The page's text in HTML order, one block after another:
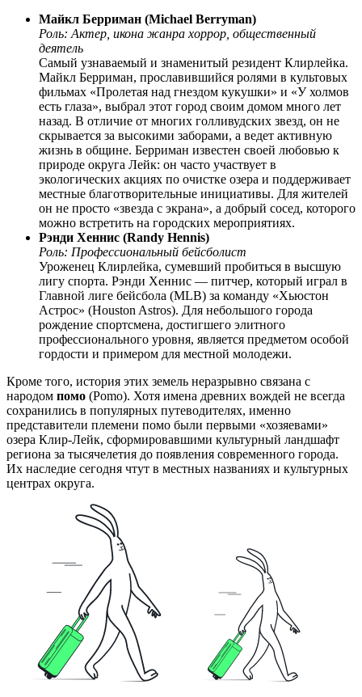
Майкл Берриман (Michael Berryman)
Роль: Актер, икона жанра хоррор, общественный
деятель
Самый узнаваемый и знаменитый резидент Клирлейка.
Майкл Берриман, прославившийся ролями в культовых
фильмах «Пролетая над гнездом кукушки» и «У холмов
есть глаза», выбрал этот город своим домом много лет
назад. В отличие от многих голливудских звезд, он не
скрывается за высокими заборами, а ведет активную
жизнь в общине. Берриман известен своей любовью к
природе округа Лейк: он часто участвует в
экологических акциях по очистке озера и поддерживает
местные благотворительные инициативы. Для жителей
он не просто «звезда с экрана», а добрый сосед, которого
можно встретить на городских мероприятиях.
Рэнди Хеннис (Randy Hennis)
Роль: Профессиональный бейсболист
Уроженец Клирлейка, сумевший пробиться в высшую
лигу спорта. Рэнди Хеннис — питчер, который играл в
Главной лиге бейсбола (MLB) за команду «Хьюстон
Астрос» (Houston Astros). Для небольшого города
рождение спортсмена, достигшего элитного
профессионального уровня, является предметом особой
гордости и примером для местной молодежи.
Кроме того, история этих земель неразрывно связана с
народом помо (Pomo). Хотя имена древних вождей не всегда
сохранились в популярных путеводителях, именно
представители племени помо были первыми «хозяевами»
озера Клир-Лейк, сформировавшими культурный ландшафт
региона за тысячелетия до появления современного города.
Их наследие сегодня чтут в местных названиях и культурных
центрах округа.